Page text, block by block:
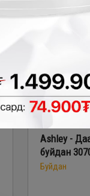
-
Ashley -
буйдан
Буйдан